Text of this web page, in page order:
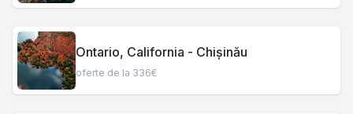
Ontario, California - Chișinău
oferte de la 336€